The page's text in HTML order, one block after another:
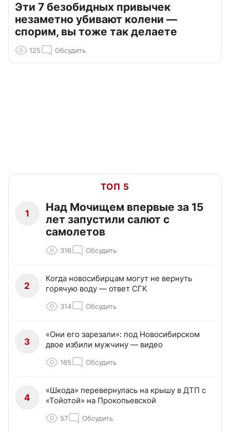
Эти 7 безобидных привычек
незаметно убивают колени —
спорим, вы тоже так делаете
125 Обсудить
ТОП 5
1
Над Мочищем впервые за 15
лет запустили салют с
самолетов
316 Обсудить
2
Когда новосибирцам могут не вернуть
горячую воду — ответ СГК
314 Обсудить
3
«Они его зарезали»: под Новосибирском
двое избили мужчину — видео
165 Обсудить
4
«Шкода» перевернулась на крышу в ДТП с
«Тойотой» на Прокопьевской
57 Обсудить